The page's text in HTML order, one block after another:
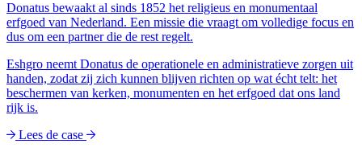
Donatus bewaakt al sinds 1852 het religieus en monumentaal
erfgoed van Nederland. Een missie die vraagt om volledige focus en
dus om een partner die de rest regelt.
Eshgro neemt Donatus de operationele en administratieve zorgen uit
handen, zodat zij zich kunnen blijven richten op wat écht telt: het
beschermen van kerken, monumenten en het erfgoed dat ons land
rijk is.
Lees de case